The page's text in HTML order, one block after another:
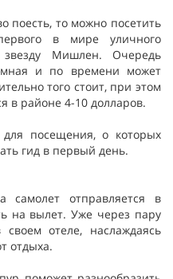
поесть, то можно посетить
в мире уличного
Мишлен. Очередь
и по времени может
того стоит, при этом
в районе 4-10 долларов.
посещения, о которых
гид в первый день.
самолет отправляется в
на вылет. Уже через пару
отеле, наслаждаясь
отдыха.